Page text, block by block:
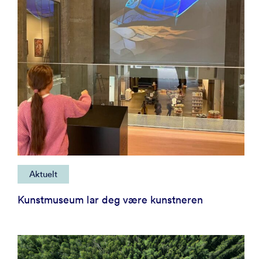
Aktuelt
Kunstmuseum lar deg være kunstneren